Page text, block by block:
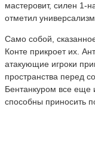
мастеровит, силен 1-
отметил
Само собой,
Конте прикроет их.
атакующие игроки
пространства перед
Бентанкуром все еще
способны приносить